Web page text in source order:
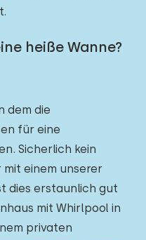
heiße Wanne?
dem die
für eine
Sicherlich kein
einem unserer
dies erstaunlich gut
mit Whirlpool in
privaten